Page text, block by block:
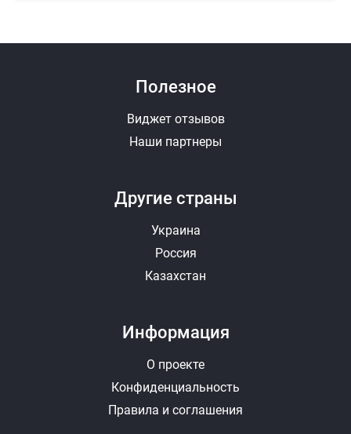
Другие страны
Украина
Россия
Казахстан
Полезное
Виджет отзывов
Наши партнеры
Информация
О проекте
Конфиденциальность
Правила и соглашения